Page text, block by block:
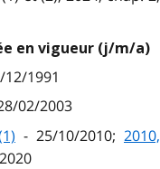
en vigueur (j/m/a)
1991
02/2003
- 25/10/2010; 2010,